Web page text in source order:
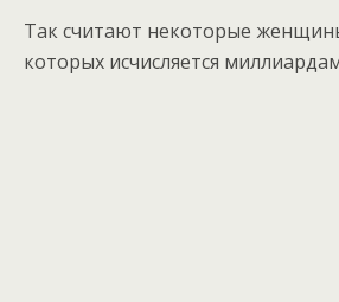
Так считают некоторые
которых исчисляется